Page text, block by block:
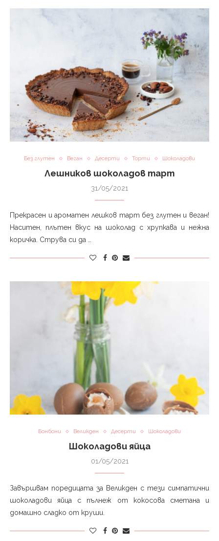
Без глутен Веган Десерти Торти Шоколадови
Лешников шоколадов тарт
31/05/2021
Прекрасен и ароматен лешков тарт без глутен и веган!
Наситен, плътен вкус на шоколад с хрупкава и нежна
коричка. Струва си да …
Бонбони Великден Десерти Шоколадови
Шоколадови яйца
01/05/2021
Завършвам поредицата за Великден с тези симпатични
шоколадови яйца с пълнеж от кокосова сметана и
домашно сладко от круши.